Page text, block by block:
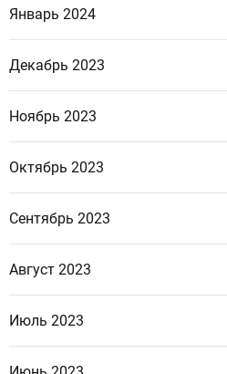
Январь 2024
Декабрь 2023
Ноябрь 2023
Октябрь 2023
Сентябрь 2023
Август 2023
Июль 2023